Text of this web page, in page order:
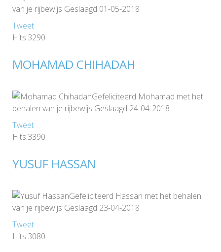
van je rijbewijs Geslaagd 01-05-2018
Tweet
Hits:3290
MOHAMAD CHIHADAH
Gefeliciteerd Mohamad met het
behalen van je rijbewijs Geslaagd 24-04-2018
Tweet
Hits:3390
YUSUF HASSAN
Gefeliciteerd Hassan met het behalen
van je rijbewijs Geslaagd 23-04-2018
Tweet
Hits:3080